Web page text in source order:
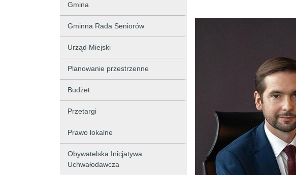
Gmina
Gminna Rada Seniorów
Urząd Miejski
Planowanie przestrzenne
Budżet
Przetargi
Prawo lokalne
Obywatelska Inicjatywa
Uchwałodawcza